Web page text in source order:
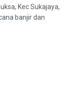
Kec Sukajaya,
banjir dan